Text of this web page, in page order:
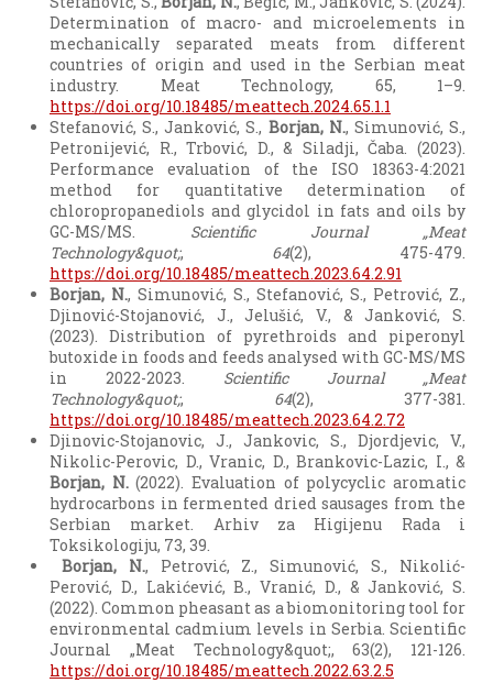
Determination of macro- and microelements in
mechanically separated meats from different
countries of origin and used in the Serbian meat
industry. Meat Technology, 65, 1–9.
https://doi.org/10.18485/meattech.2024.65.1.1
Stefanović, S., Janković, S., Borjan, N., Simunović, S.,
Petronijević, R., Trbović, D., & Siladji, Čaba. (2023).
Performance evaluation of the ISO 18363-4:2021
method for quantitative determination of
chloropropanediols and glycidol in fats and oils by
GC-MS/MS. Scientific Journal „Meat
Technology&quot;, 64(2), 475-479.
https://doi.org/10.18485/meattech.2023.64.2.91
Borjan, N., Simunović, S., Stefanović, S., Petrović, Z.,
Djinović-Stojanović, J., Jelušić, V., & Janković, S.
(2023). Distribution of pyrethroids and piperonyl
butoxide in foods and feeds analysed with GC-MS/MS
in 2022-2023. Scientific Journal „Meat
Technology&quot;, 64(2), 377-381.
https://doi.org/10.18485/meattech.2023.64.2.72
Djinovic-Stojanovic, J., Jankovic, S., Djordjevic, V.,
Nikolic-Perovic, D., Vranic, D., Brankovic-Lazic, I., &
Borjan, N.(2022). Evaluation of polycyclic aromatic
hydrocarbons in fermented dried sausages from the
Serbian market. Arhiv za Higijenu Rada i
Toksikologiju, 73, 39.
Borjan, N., Petrović, Z., Simunović, S., Nikolić-
Perović, D., Lakićević, B., Vranić, D., & Janković, S.
(2022). Common pheasant as a biomonitoring tool for
environmental cadmium levels in Serbia. Scientific
Journal „Meat Technology&quot;, 63(2), 121-126.
https://doi.org/10.18485/meattech.2022.63.2.5